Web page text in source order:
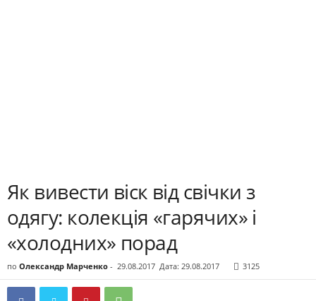
Як вивести віск від свічки з
одягу: колекція «гарячих» і
«холодних» порад
по Олександр Марченко - 29.08.2017 Дата: 29.08.2017 3125